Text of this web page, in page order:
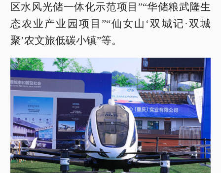
区水风光储一体化示范项目”“华储粮武隆生
态农业产业园项目”“仙女山‘双城记·双城
聚’农文旅低碳小镇”等。